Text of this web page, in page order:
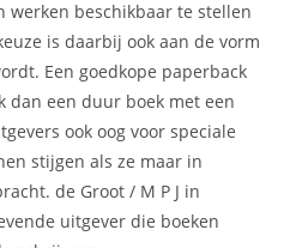
beschikbaar te stellen
is daarbij ook aan de vorm
Een goedkope paperback
dan een duur boek met een
ook oog voor speciale
stijgen als ze maar in
de Groot / M P J in
uitgever die boeken